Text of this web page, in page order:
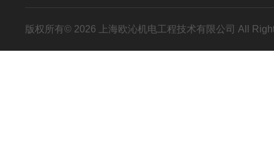
版权所有© 2026 上海欧沁机电工程技术有限公司 All